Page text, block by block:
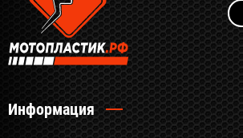
Информация